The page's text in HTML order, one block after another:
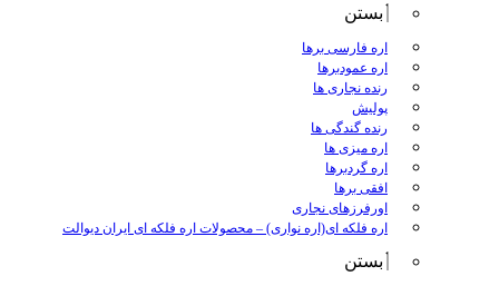
بستن
اره فارسی برها
اره عمودبرها
رنده نجاری ها
پولیش
رنده گندگی ها
اره میزی ها
اره گردبرها
افقی برها
اورفرزهای نجاری
اره فلکه ای(اره نواری) – محصولات اره فلکه ای ایران دیوالت
بستن